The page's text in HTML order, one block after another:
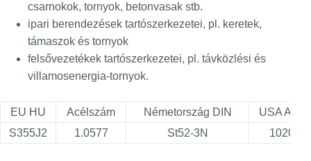
csarnokok, tornyok, betonvasak stb.
ipari berendezések tartószerkezetei, pl. keretek,
támaszok és tornyok
felsővezetékek tartószerkezetei, pl. távközlési és
villamosenergia-tornyok.
EU HU Acélszám Németország DIN
USA AISI
S355J2
1.0577 St52-3N 1020